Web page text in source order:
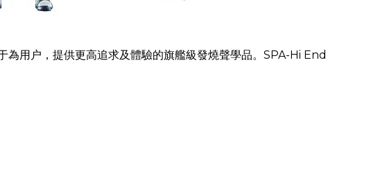
用户，提供更高追求及體驗的旗艦級發燒聲學品。SPA-Hi End